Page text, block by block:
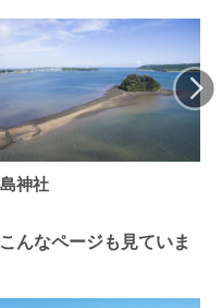
神社
んなページも見ていま